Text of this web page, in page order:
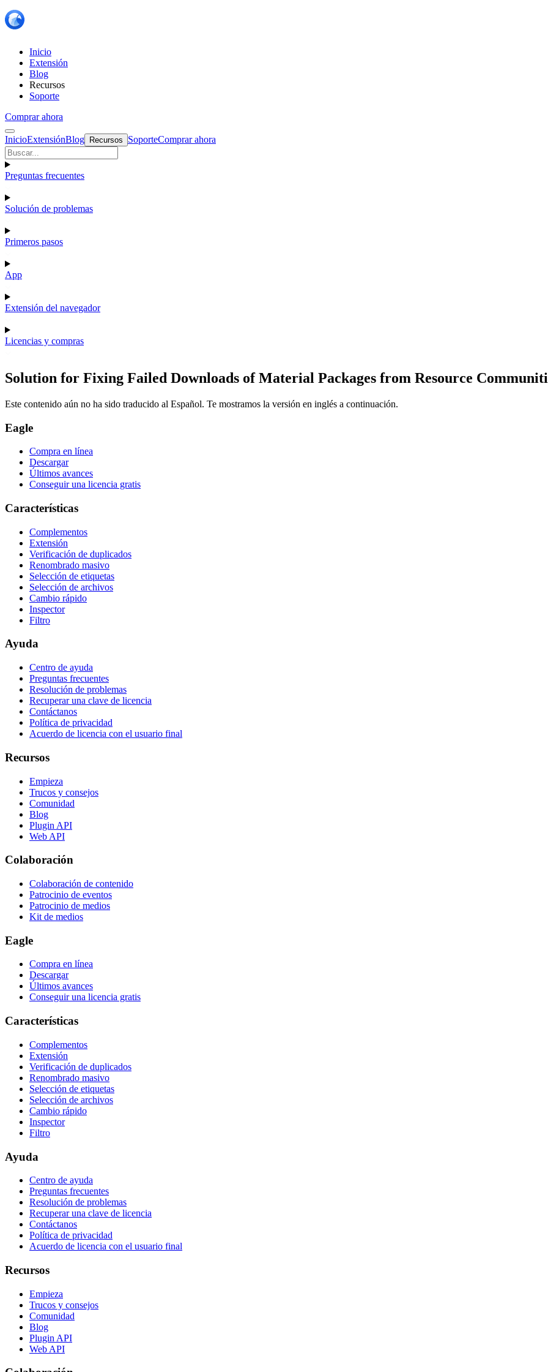
Inicio
Extensión
Blog
Recursos
Soporte
Comprar ahora
InicioExtensiónBlog Recursos SoporteComprar ahora
Preguntas frecuentes
Solución de problemas
Primeros pasos
App
Extensión del navegador
Licencias y compras
Solution for Fixing Failed Downloads of Material Packages from Resource
Este contenido aún no ha sido traducido al Español. Te mostramos la versión en inglés a continuación.
Eagle
Compra en línea
Descargar
Últimos avances
Conseguir una licencia gratis
Características
Complementos
Extensión
Verificación de duplicados
Renombrado masivo
Selección de etiquetas
Selección de archivos
Cambio rápido
Inspector
Filtro
Ayuda
Centro de ayuda
Preguntas frecuentes
Resolución de problemas
Recuperar una clave de licencia
Contáctanos
Política de privacidad
Acuerdo de licencia con el usuario final
Recursos
Empieza
Trucos y consejos
Comunidad
Blog
Plugin API
Web API
Colaboración
Colaboración de contenido
Patrocinio de eventos
Patrocinio de medios
Kit de medios
Eagle
Compra en línea
Descargar
Últimos avances
Conseguir una licencia gratis
Características
Complementos
Extensión
Verificación de duplicados
Renombrado masivo
Selección de etiquetas
Selección de archivos
Cambio rápido
Inspector
Filtro
Ayuda
Centro de ayuda
Preguntas frecuentes
Resolución de problemas
Recuperar una clave de licencia
Contáctanos
Política de privacidad
Acuerdo de licencia con el usuario final
Recursos
Empieza
Trucos y consejos
Comunidad
Blog
Plugin API
Web API